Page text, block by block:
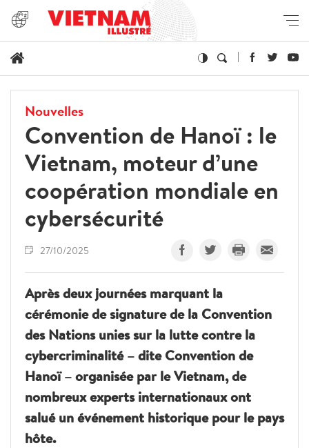
Nouvelles
Convention de Hanoï : le
Vietnam, moteur d’une
coopération mondiale en
cybersécurité
27/10/2025
Après deux journées marquant la
cérémonie de signature de la Convention
des Nations unies sur la lutte contre la
cybercriminalité – dite Convention de
Hanoï – organisée par le Vietnam, de
nombreux experts internationaux ont
salué un événement historique pour le pays
hôte.